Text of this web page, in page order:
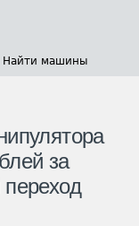
Найти машины
за